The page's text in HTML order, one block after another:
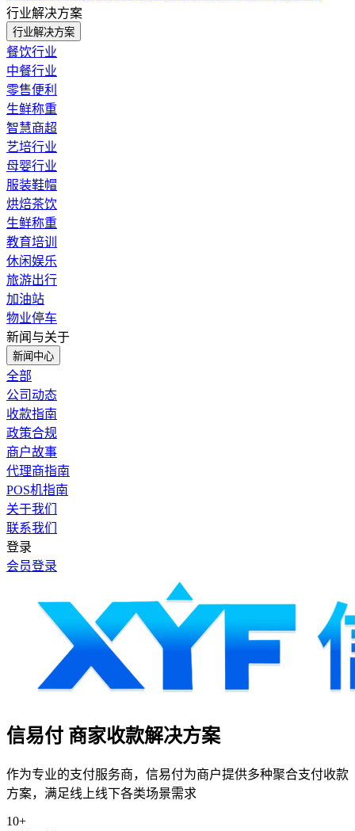
行业解决方案
行业解决方案
餐饮行业
中餐行业
零售便利
生鲜称重
智慧商超
艺培行业
母婴行业
服装鞋帽
烘焙茶饮
生鲜称重
教育培训
休闲娱乐
旅游出行
加油站
物业停车
新闻与关于
新闻中心
全部
公司动态
收款指南
政策合规
商户故事
代理商指南
POS机指南
关于我们
联系我们
登录
会员登录
信易付 商家收款解决方案
作为专业的支付服务商， 信易付为商户提供多种聚合支付收款
方案，满足线上线下各类场景需求
10+